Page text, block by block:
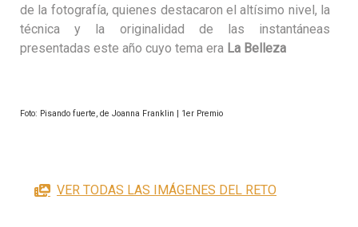
de la fotografía, quienes destacaron el altísimo nivel, la
técnica y la originalidad de las instantáneas
presentadas este año cuyo tema era La Belleza
Foto: Pisando fuerte, de Joanna Franklin | 1er Premio
VER TODAS LAS IMÁGENES DEL RETO